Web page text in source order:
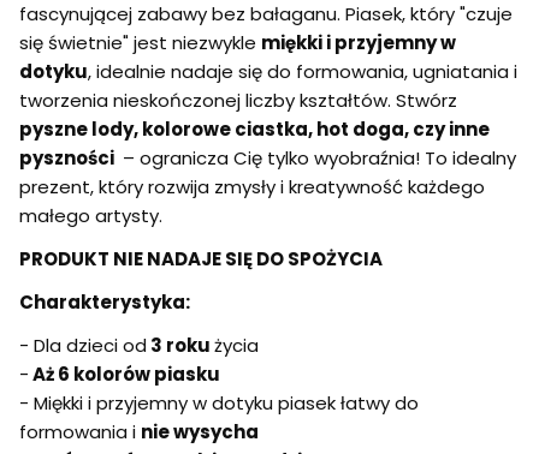
fascynującej zabawy bez bałaganu. Piasek, który "czuje
się świetnie" jest niezwykle miękki i przyjemny w
dotyku, idealnie nadaje się do formowania, ugniatania i
tworzenia nieskończonej liczby kształtów. Stwórz
pyszne lody, kolorowe ciastka, hot doga, czy inne
pyszności – ogranicza Cię tylko wyobraźnia! To idealny
prezent, który rozwija zmysły i kreatywność każdego
małego artysty.
PRODUKT NIE NADAJE SIĘ DO SPOŻYCIA
Charakterystyka:
- Dla dzieci od 3 rokużycia
-Aż 6 kolorów piasku
- Miękki i przyjemny w dotyku piasek łatwy do
formowania i nie wysycha